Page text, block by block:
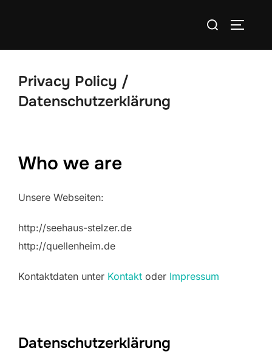
Suchen
Privacy Policy /
Datenschutzerklärung
Who we are
Unsere Webseiten:
http://seehaus-stelzer.de
http://quellenheim.de
Kontaktdaten unter Kontakt oder Impressum
Datenschutzerklärung